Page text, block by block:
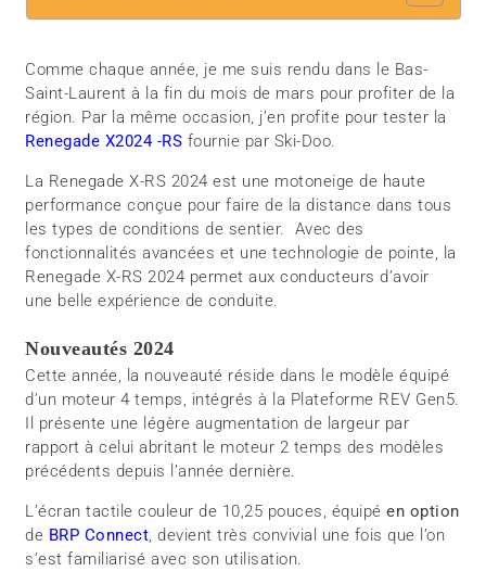
Comme chaque année, je me suis rendu dans le Bas-
Saint-Laurent à la fin du mois de mars pour profiter de la
région. Par la même occasion, j’en profite pour tester la
Renegade X2024 -RS fournie par Ski-Doo.
La Renegade X-RS 2024 est une motoneige de haute
performance conçue pour faire de la distance dans tous
les types de conditions de sentier. Avec des
fonctionnalités avancées et une technologie de pointe, la
Renegade X-RS 2024 permet aux conducteurs d’avoir
une belle expérience de conduite.
Nouveautés 2024
Cette année, la nouveauté réside dans le modèle équipé
d’un moteur 4 temps, intégrés à la Plateforme REV Gen5.
Il présente une légère augmentation de largeur par
rapport à celui abritant le moteur 2 temps des modèles
précédents depuis l’année dernière.
L’écran tactile couleur de 10,25 pouces, équipéen option
de BRP Connect, devient très convivial une fois que l’on
s’est familiarisé avec son utilisation.